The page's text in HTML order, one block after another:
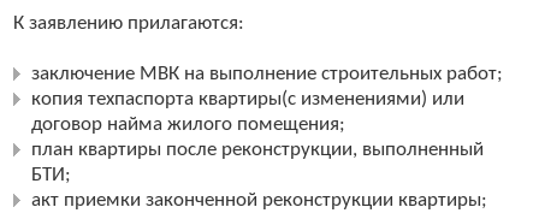
К заявлению прилагаются:
заключение МВК на выполнение строительных работ;
копия техпаспорта квартиры(с изменениями) или
договор найма жилого помещения;
план квартиры после реконструкции, выполненный
БТИ;
акт приемки законченной реконструкции квартиры;